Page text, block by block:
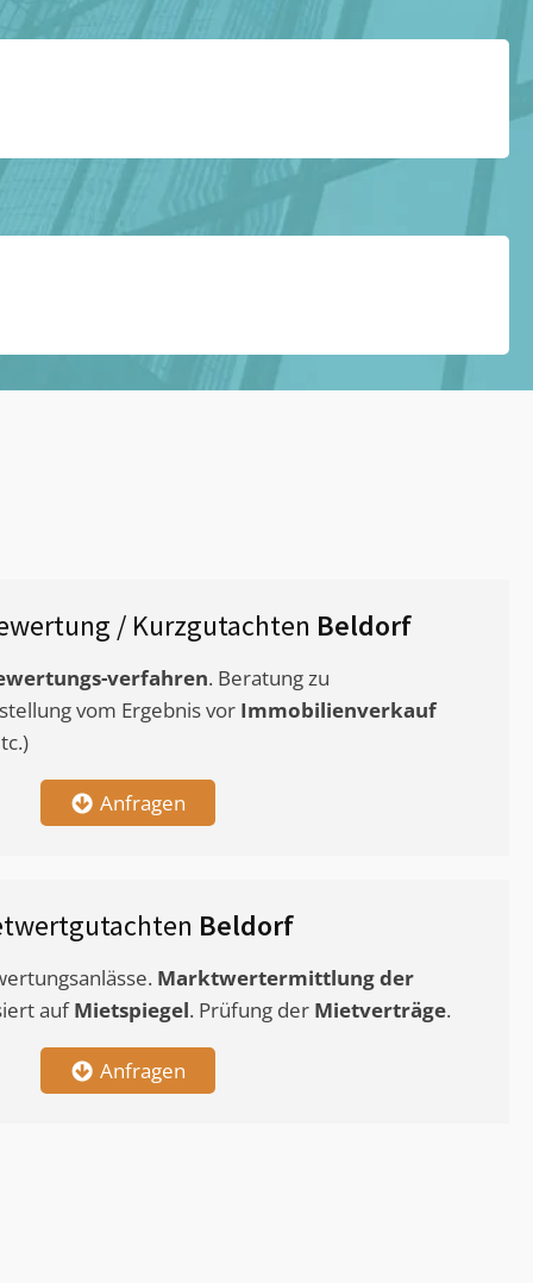
/ Kurzgutachten Beldorf
verfahren. Beratung zu
vom Ergebnis vor Immobilienverkauf
Anfragen
Beldorf
Marktwertermittlungder
aufMietspiegel. Prüfung der Mietverträge.
Anfragen